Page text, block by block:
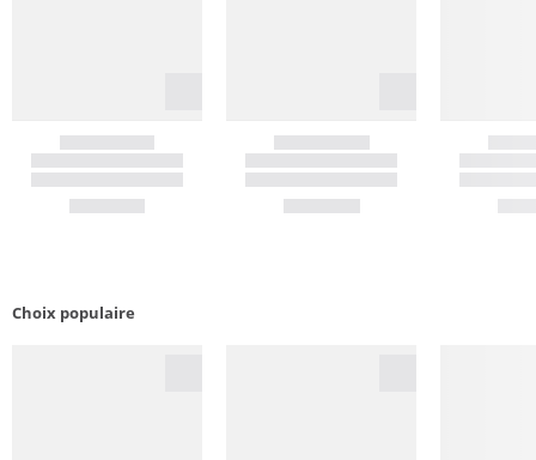
Choix populaire